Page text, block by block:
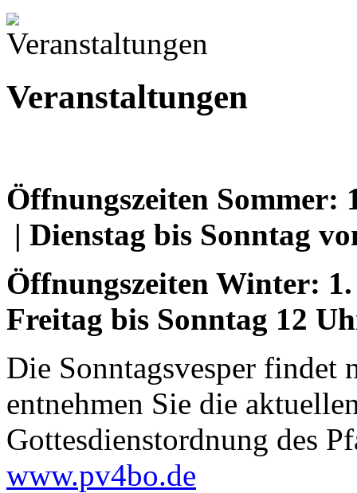
Veranstaltungen
Öffnungszeiten
| Dienstag bis Sonntag
Öffnungszeiten Winter:
Freitag bis Sonntag 12
Die Sonntagsvesper findet
entnehmen Sie die
Gottesdienstordnung des
www.pv4bo.de